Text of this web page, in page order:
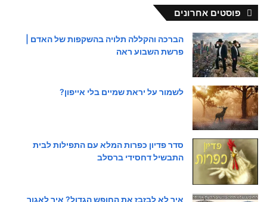
פוסטים אחרונים
הברכה והקללה תלויה בהשקפות של האדם |
פרשת השבוע ראה
לשמור על יראת שמיים בלי אייפון?
סדר פדיון כפרות המלא עם התפילות לבית
התבשיל דחסידי ברסלב
איך לא לבזבז את החופש הגדול? איך לאגור